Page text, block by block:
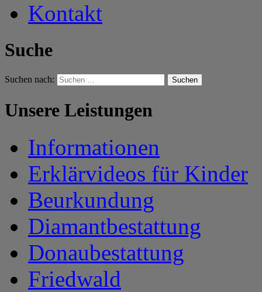
Kontakt
Suche
Suchen nach:
Unsere Leistungen
Informationen
Erklärvideos für Kinder
Beurkundung
Diamantbestattung
Donaubestattung
Friedwald